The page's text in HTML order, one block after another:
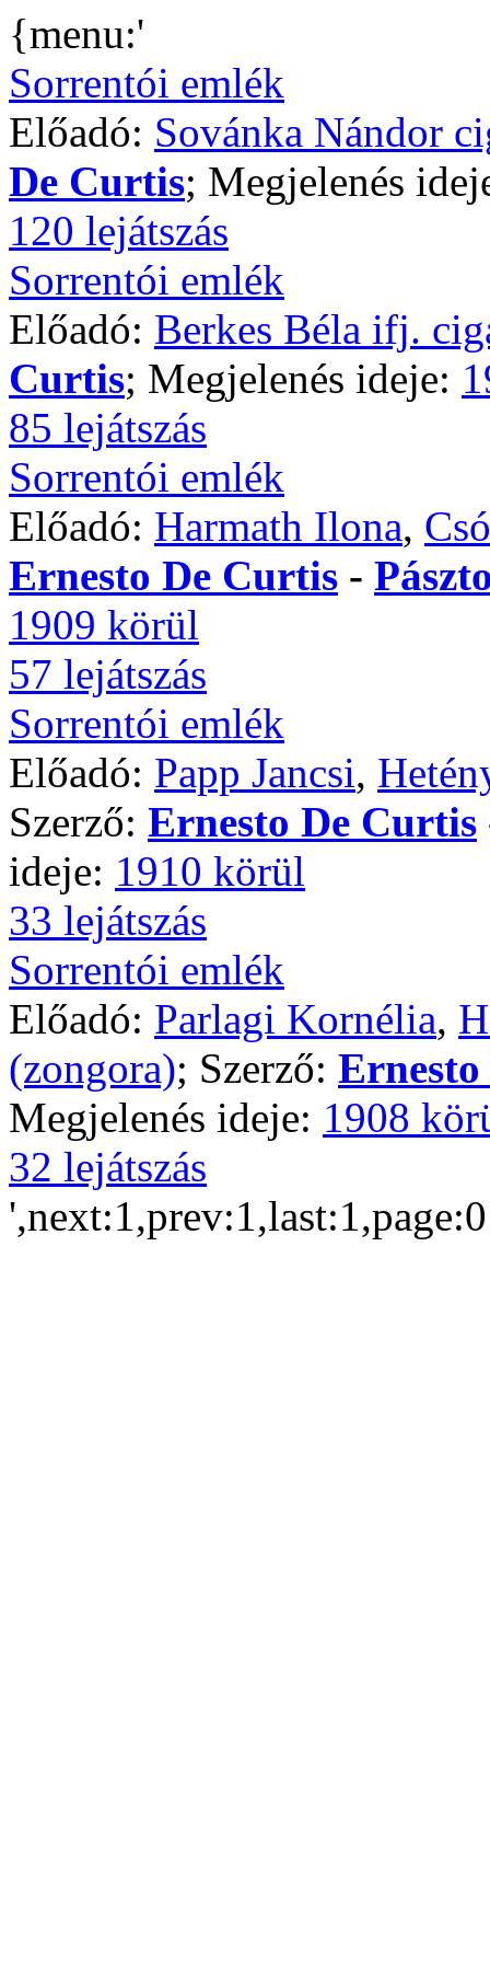
{menu:'
Sorrentói emlék
Előadó: Sovánka Nándor
De Curtis; Megjelenés
120 lejátszás
Sorrentói emlék
Előadó: Berkes Béla ifj.
Curtis; Megjelenés ideje:
85 lejátszás
Sorrentói emlék
Előadó: Harmath Ilona,
Ernesto De Curtis -
1909 körül
57 lejátszás
Sorrentói emlék
Előadó: Papp Jancsi,
Szerző: Ernesto De Curtis
ideje: 1910 körül
33 lejátszás
Sorrentói emlék
Előadó: Parlagi Kornélia,
(zongora); Szerző:
Megjelenés ideje: 1908
32 lejátszás